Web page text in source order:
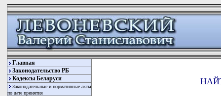
Главная
Законодательство РБ
Кодексы Беларуси
Законодательные и нормативные акты
по дате принятия